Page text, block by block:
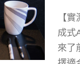
Start-up 網路
【
成式
來了